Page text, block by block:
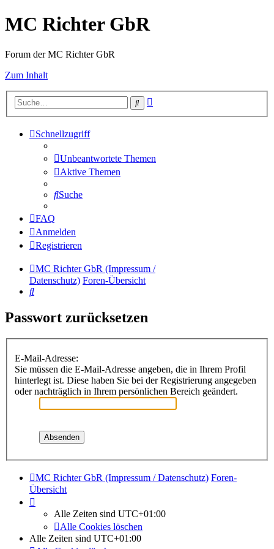
MC Richter GbR
Forum der MC Richter GbR
Zum Inhalt
Suche
Schnellzugriff
Unbeantwortete Themen
Aktive Themen
Suche
FAQ
Anmelden
Registrieren
MC Richter GbR (Impressum /
Datenschutz) Foren-Übersicht
Suche
Passwort zurücksetzen
E-Mail-Adresse:
Sie müssen die E-Mail-Adresse angeben, die in Ihrem Profil
hinterlegt ist. Diese haben Sie bei der Registrierung angegeben
oder nachträglich in Ihrem persönlichen Bereich geändert.
MC Richter GbR (Impressum / Datenschutz) Foren-
Übersicht
Alle Zeiten sind UTC+01:00
Alle Cookies löschen
Alle Zeiten sind UTC+01:00